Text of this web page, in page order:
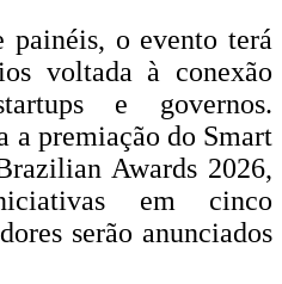
painéis, o evento terá
voltada à conexão
e governos.
a premiação do Smart
Awards 2026,
em cinco
serão anunciados